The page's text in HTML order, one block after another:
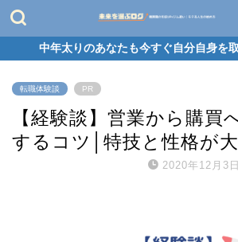
中年太りのあなたも今すぐ自分自身を
転職体験談 PR
【経験談】営業から購買
するコツ│特技と性格が
2020年12月3日